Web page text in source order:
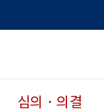
심의 · 의결